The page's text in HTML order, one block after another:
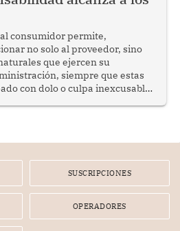
consumidor permite,
no solo al proveedor, sino
que ejercen su
siempre que estas
con dolo o culpa inexcusable
de un meet and greet con
SUSCRIPCIONES
OPERADORES